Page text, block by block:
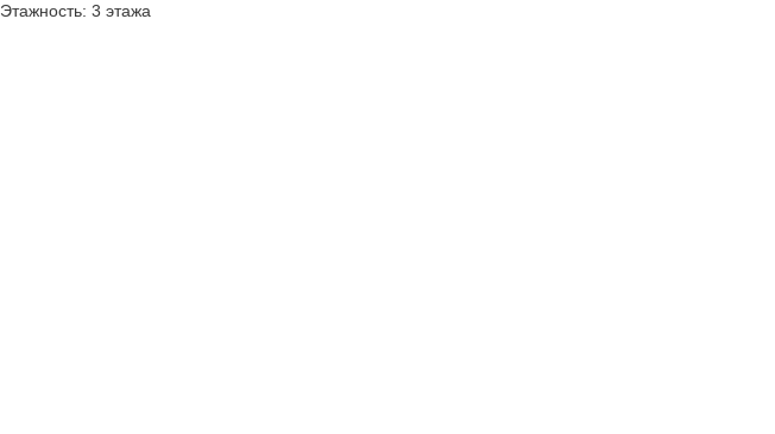
Этажность: 3 этажа